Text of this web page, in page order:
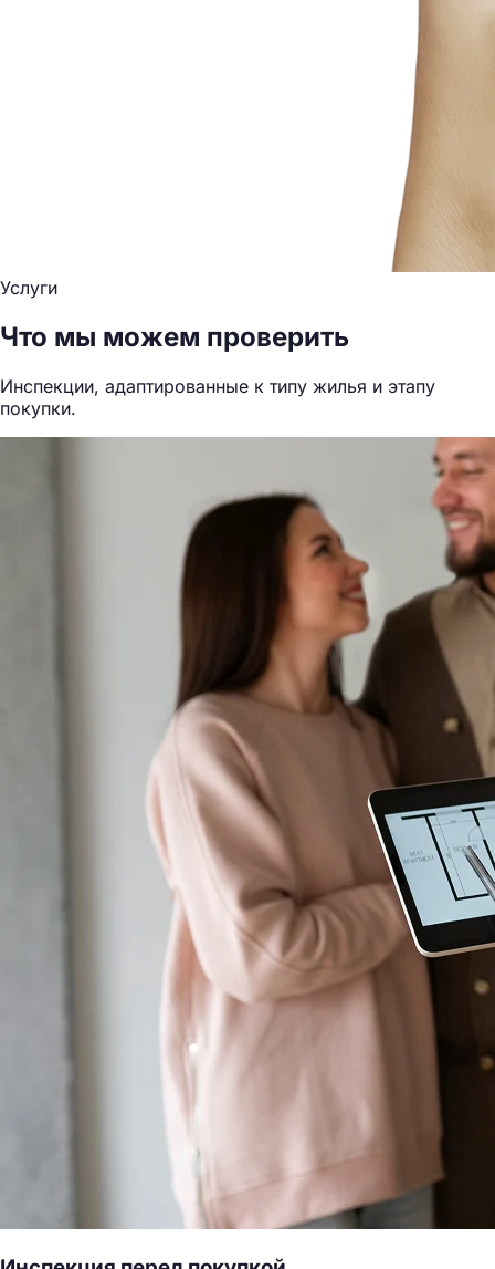
Услуги
Что мы можем проверить
Инспекции, адаптированные к типу жилья и этапу
покупки.